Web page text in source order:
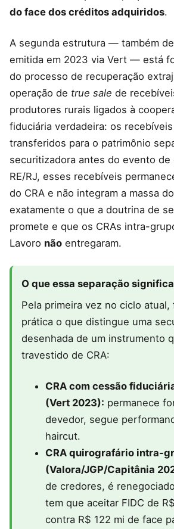
do face dos créditos adquiridos.
A segunda estrutura — também
emitida em 2023 via Vert — está
do processo de recuperação
operação de true sale de
produtores rurais ligados à
fiduciária verdadeira: os
transferidos para o patrimônio
securitizadora antes do evento de
RE/RJ, esses recebíveis
do CRA e não integram a massa
exatamente o que a doutrina de
promete e que os CRAs intra-
Lavoro não entregaram.
O que essa separação significa
Pela primeira vez no ciclo
prática o que distingue uma
desenhada de um instrumento
travestido de CRA:
CRA com cessão
(Vert 2023): permanece
devedor, segue
haircut.
CRA quirografário intra-
(Valora/JGP/Capitânia
de credores, é
tem que aceitar FIDC de
contra R$ 122 mi de face